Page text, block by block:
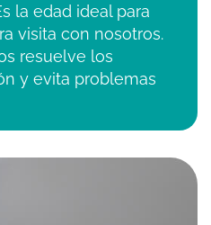
la edad ideal para
visita con nosotros.
resuelve los
y evita problemas